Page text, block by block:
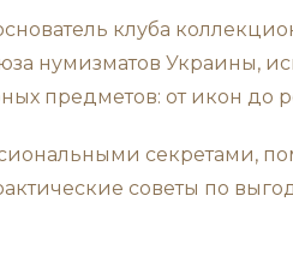
клуба
нумизматов Украины,
предметов: от икон до
секретами,
советы по